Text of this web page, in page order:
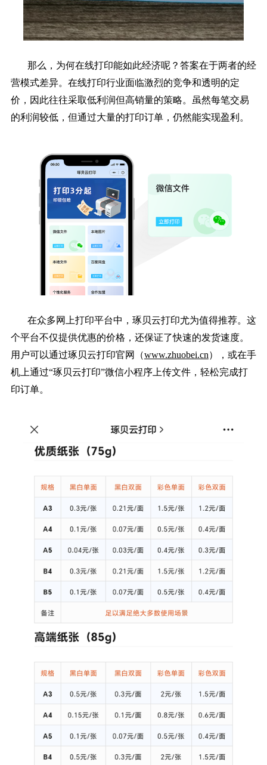
那么，为何在线打印能如此经济呢？答案在于两者的经
营模式差异。在线打印行业面临激烈的竞争和透明的定
价，因此往往采取低利润但高销量的策略。虽然每笔交易
的利润较低，但通过大量的打印订单，仍然能实现盈利。
在众多网上打印平台中，琢贝云打印尤为值得推荐。这
个平台不仅提供优惠的价格，还保证了快速的发货速度。
用户可以通过琢贝云打印官网（www.zhuobei.cn），或在手
机上通过“琢贝云打印”微信小程序上传文件，轻松完成打
印订单。